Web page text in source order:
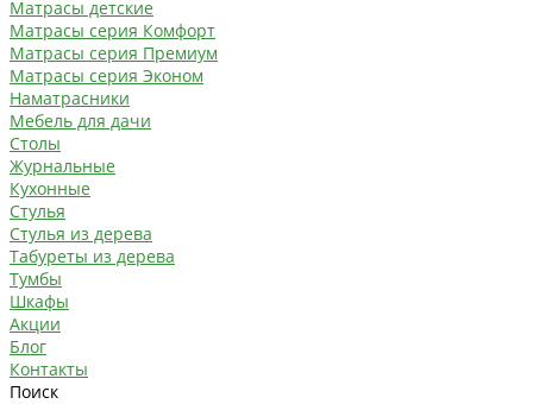
Матрасы детские
Матрасы серия Комфорт
Матрасы серия Премиум
Матрасы серия Эконом
Наматрасники
Мебель для дачи
Столы
Журнальные
Кухонные
Стулья
Стулья из дерева
Табуреты из дерева
Тумбы
Шкафы
Акции
Блог
Контакты
Поиск